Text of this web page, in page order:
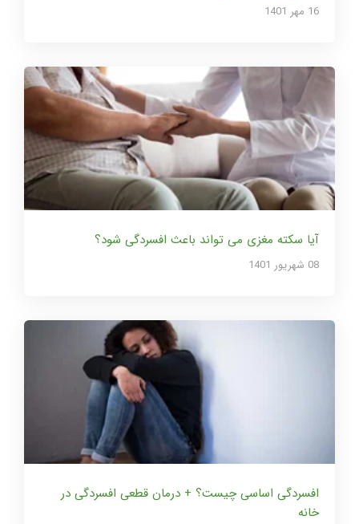
16 مهر 1401
آیا سکته مغزی می تواند باعث افسردگی شود؟
08 شهریور 1401
افسردگی اساسی چیست؟ + درمان قطعی افسردگی در
خانه